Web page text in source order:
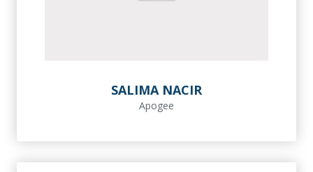
SALIMA NACIR
Apogee